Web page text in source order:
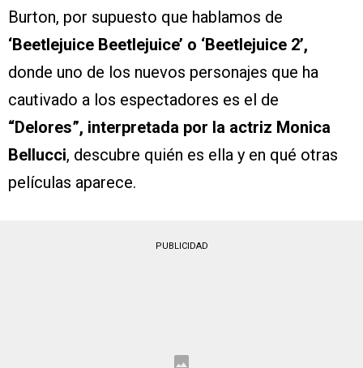
Burton, por supuesto que hablamos de
‘Beetlejuice Beetlejuice’ o ‘Beetlejuice 2’,
donde uno de los nuevos personajes que ha
cautivado a los espectadores es el de
“Delores”, interpretada por la actriz Monica
Bellucci, descubre quién es ella y en qué otras
películas aparece.
PUBLICIDAD